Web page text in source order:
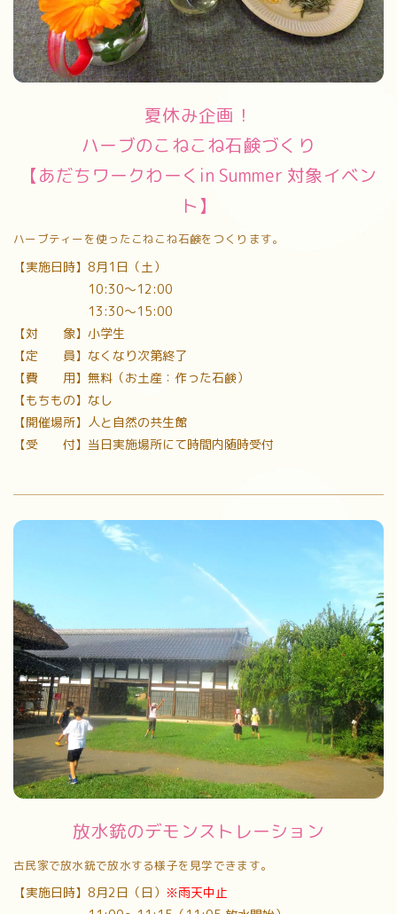
夏休み企画！
ハーブのこねこね石鹸づくり
【あだちワークわーくin Summer 対象イベン
ト】
ハーブティーを使ったこねこね石鹸をつくります。
【実施日時】8月1日（土）
10:30〜12:00
13:30～15:00
【対 象】小学生
【定 員】なくなり次第終了
【費 用】無料（お土産：作った石鹸）
【もちもの】なし
【開催場所】人と自然の共生館
【受 付】当日実施場所にて時間内随時受付
放水銃のデモンストレーション
古民家で放水銃で放水する様子を見学できます。
【実施日時】8月2日（日） ※雨天中止